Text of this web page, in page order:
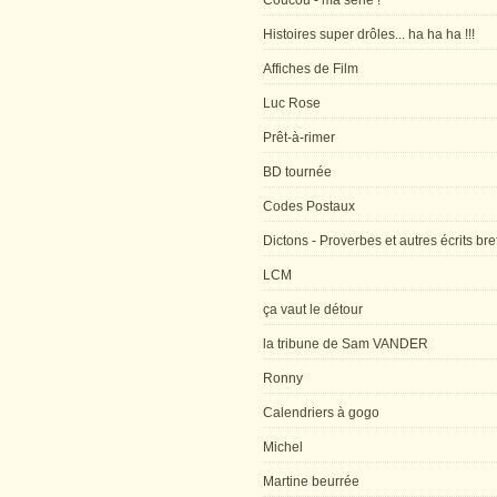
Histoires super drôles... ha ha ha !!!
Affiches de Film
Luc Rose
Prêt-à-rimer
BD tournée
Codes Postaux
Dictons - Proverbes et autres écrits
LCM
ça vaut le détour
la tribune de Sam VANDER
Ronny
Calendriers à gogo
Michel
Martine beurrée